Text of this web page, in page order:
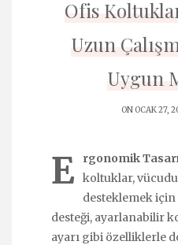
Ofis
Uzun
Uygun
ON OCAK 27,
E rgonomik
koltuklar,
desteklemek için
desteği, ayarlanabilir
ayarı gibi özelliklerle